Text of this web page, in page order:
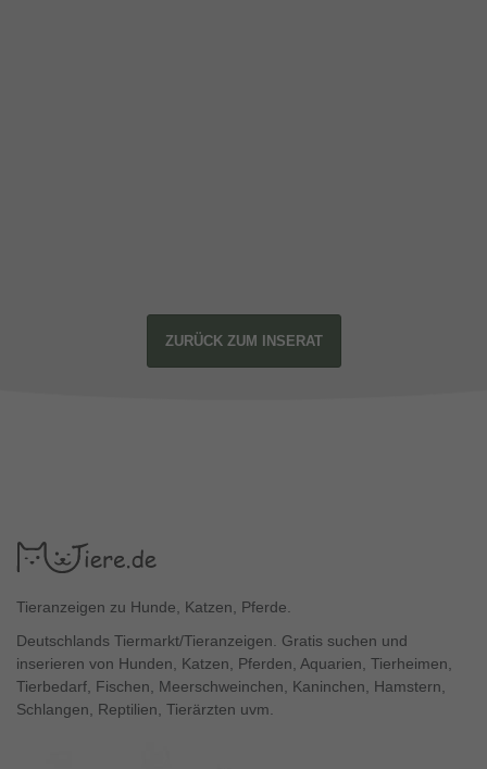
ZURÜCK ZUM INSERAT
Tieranzeigen zu Hunde, Katzen, Pferde.
Deutschlands Tiermarkt/Tieranzeigen. Gratis suchen und
inserieren von Hunden, Katzen, Pferden, Aquarien, Tierheimen,
Tierbedarf, Fischen, Meerschweinchen, Kaninchen, Hamstern,
Schlangen, Reptilien, Tierärzten uvm.